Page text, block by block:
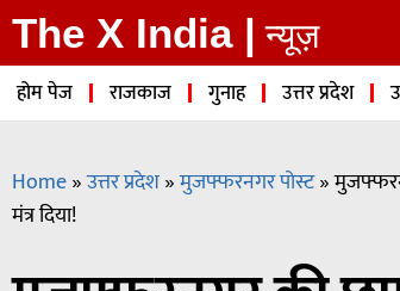
The X India | न्यूज़
होम पेज राजकाज गुनाह उत्तर प्रदेश
Home»उत्तर प्रदेश»मुजफ्फरनगर पोस्ट»
मंत्र दिया!